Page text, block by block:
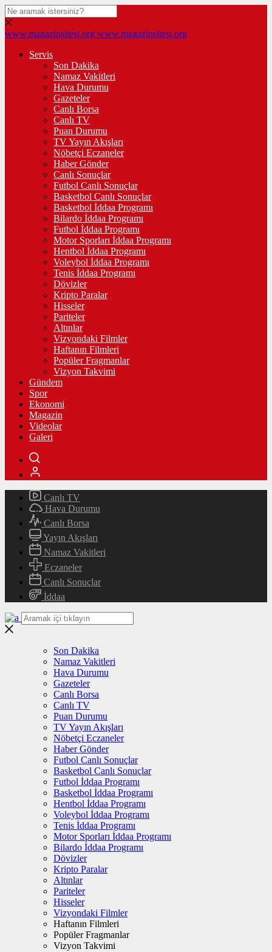
www.magazinsitesi.org www.magazinsitesi.org
Servis
Son Dakika
Namaz Vakitleri
Hava Durumu
Gazeteler
Canlı Borsa
Canlı TV
Puan Durumu
TV Yayın Akışları
Nöbetçi Eczaneler
Haber Gönder
Canlı Sonuçlar
Futbol Canlı Sonuçlar
Basketbol Canlı Sonuçlar
Basketbol İddaa Programı
Bilardo İddaa Programı
Futbol İddaa Programı
Motor Sporları İddaa Programı
Hentbol İddaa Programı
Voleybol İddaa Programı
Tenis İddaa Programı
Dövizler
Kripto Paralar
Hisseler
Pariteler
Altınlar
Vizyondaki Filmler
Haftanın Filmleri
Popüler Fragmanlar
Vizyon Takvimi
Gündem
Spor
Ekonomi
Magazin
Videolar
Galeri
Canlı TV
Hava Durumu
Canlı Borsa
Yayın Akışları
Namaz Vakitleri
Eczaneler
Canlı Sonuçlar
İddaa
Son Dakika
Namaz Vakitleri
Hava Durumu
Gazeteler
Canlı Borsa
Canlı TV
Puan Durumu
TV Yayın Akışları
Nöbetçi Eczaneler
Haber Gönder
Futbol Canlı Sonuçlar
Basketbol Canlı Sonuçlar
Futbol İddaa Programı
Basketbol İddaa Programı
Hentbol İddaa Programı
Voleybol İddaa Programı
Tenis İddaa Programı
Motor Sporları İddaa Programı
Bilardo İddaa Programı
Dövizler
Kripto Paralar
Altınlar
Pariteler
Hisseler
Vizyondaki Filmler
Haftanın Filmleri
Popüler Fragmanlar
Vizyon Takvimi